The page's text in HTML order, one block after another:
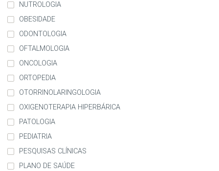
NUTROLOGIA
OBESIDADE
ODONTOLOGIA
OFTALMOLOGIA
ONCOLOGIA
ORTOPEDIA
OTORRINOLARINGOLOGIA
OXIGENOTERAPIA HIPERBÁRICA
PATOLOGIA
PEDIATRIA
PESQUISAS CLÍNICAS
PLANO DE SAÚDE